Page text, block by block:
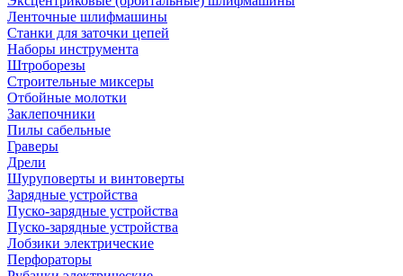
Ленточные шлифмашины
Станки для заточки цепей
Наборы инструмента
Штроборезы
Строительные миксеры
Отбойные молотки
Заклепочники
Пилы сабельные
Граверы
Дрели
Шуруповерты и винтоверты
Зарядные устройства
Пуско-зарядные устройства
Пуско-зарядные устройства
Лобзики электрические
Перфораторы